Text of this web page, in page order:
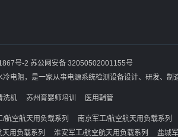
号-2 苏公网安备 32050502001155号
冷电阻 ，是一家从事电源系统检测设备设计、研发、制
洗机 苏州育婴师培训 医用鞘管
/航空航天用负载系列 南京军工/航空航天用负载系列
用负载系列 淮安军工/航空航天用负载系列 盐城